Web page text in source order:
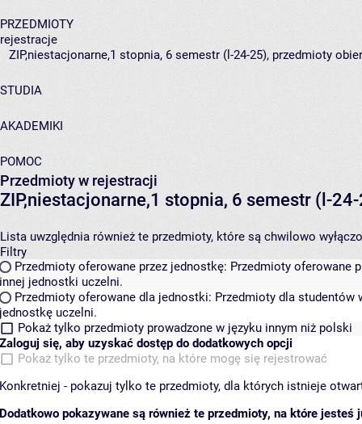
PRZEDMIOTY
rejestracje
ZIP,niestacjonarne,1 stopnia, 6 semestr (l-24-25), przedmioty
STUDIA
AKADEMIKI
POMOC
Przedmioty w rejestracji
ZIP,niestacjonarne,1 stopnia, 6 semestr (l-
Lista uwzględnia również te przedmioty, które są chwilowo
Filtry
Przedmioty oferowane przez jednostkę: Przedmioty oferowane
innej jednostki uczelni.
Przedmioty oferowane dla jednostki: Przedmioty dla studentów
jednostkę uczelni.
Pokaż tylko przedmioty prowadzone w języku innym niż polski
Zaloguj się, aby uzyskać dostęp do dodatkowych opcji
Pokaż tylko te przedmioty, na które mogę się rejestrować
Konkretniej - pokazuj tylko te przedmioty, dla których istnieje
Dodatkowo pokazywane są również te przedmioty, na które jesteś